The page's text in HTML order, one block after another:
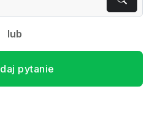
lub
pytanie